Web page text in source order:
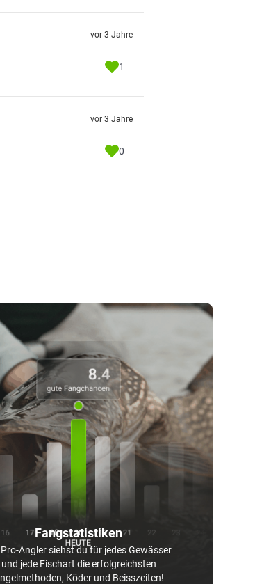
vor 3 Jahre
1
vor 3 Jahre
0
Fangstatistiken
Angler siehst du für jedes Gewässer
und jede Fischart die erfolgreichsten
Köder und Beisszeiten!